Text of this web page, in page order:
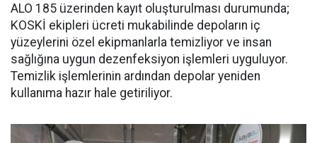
ALO 185 üzerinden kayıt oluşturulması durumunda;
KOSKİ ekipleri ücreti mukabilinde depoların iç
yüzeylerini özel ekipmanlarla temizliyor ve insan
sağlığına uygun dezenfeksiyon işlemleri uyguluyor.
Temizlik işlemlerinin ardından depolar yeniden
kullanıma hazır hale getiriliyor.